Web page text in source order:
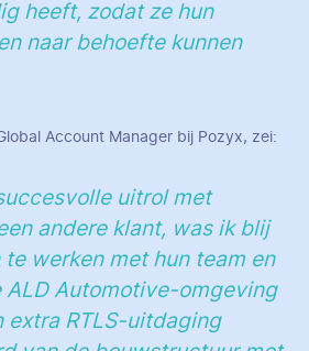
heeft, zodat ze hun
naar behoefte kunnen
Account Manager bij Pozyx, zei:
uitrol met
andere klant, was ik blij
te werken met hun team en
ALD Automotive-omgeving
extra RTLS-uitdaging